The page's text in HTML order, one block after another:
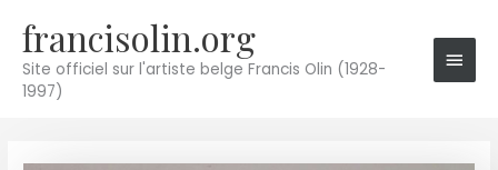
contenu
francisolin.org
Site officiel sur l'artiste belge Francis Olin (1928-
1997)